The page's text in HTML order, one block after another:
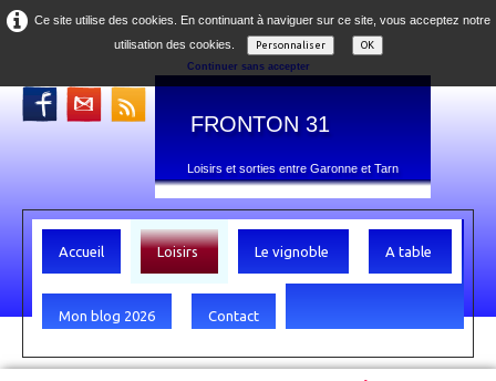
Ce site utilise des cookies. En continuant à naviguer sur ce site, vous acceptez notre
utilisation des cookies.
Personnaliser
OK
Continuer sans accepter
FRONTON 31
Loisirs et sorties entre Garonne et Tarn
Accueil Loisirs Le vignoble A table
Mon blog 2026 Contact